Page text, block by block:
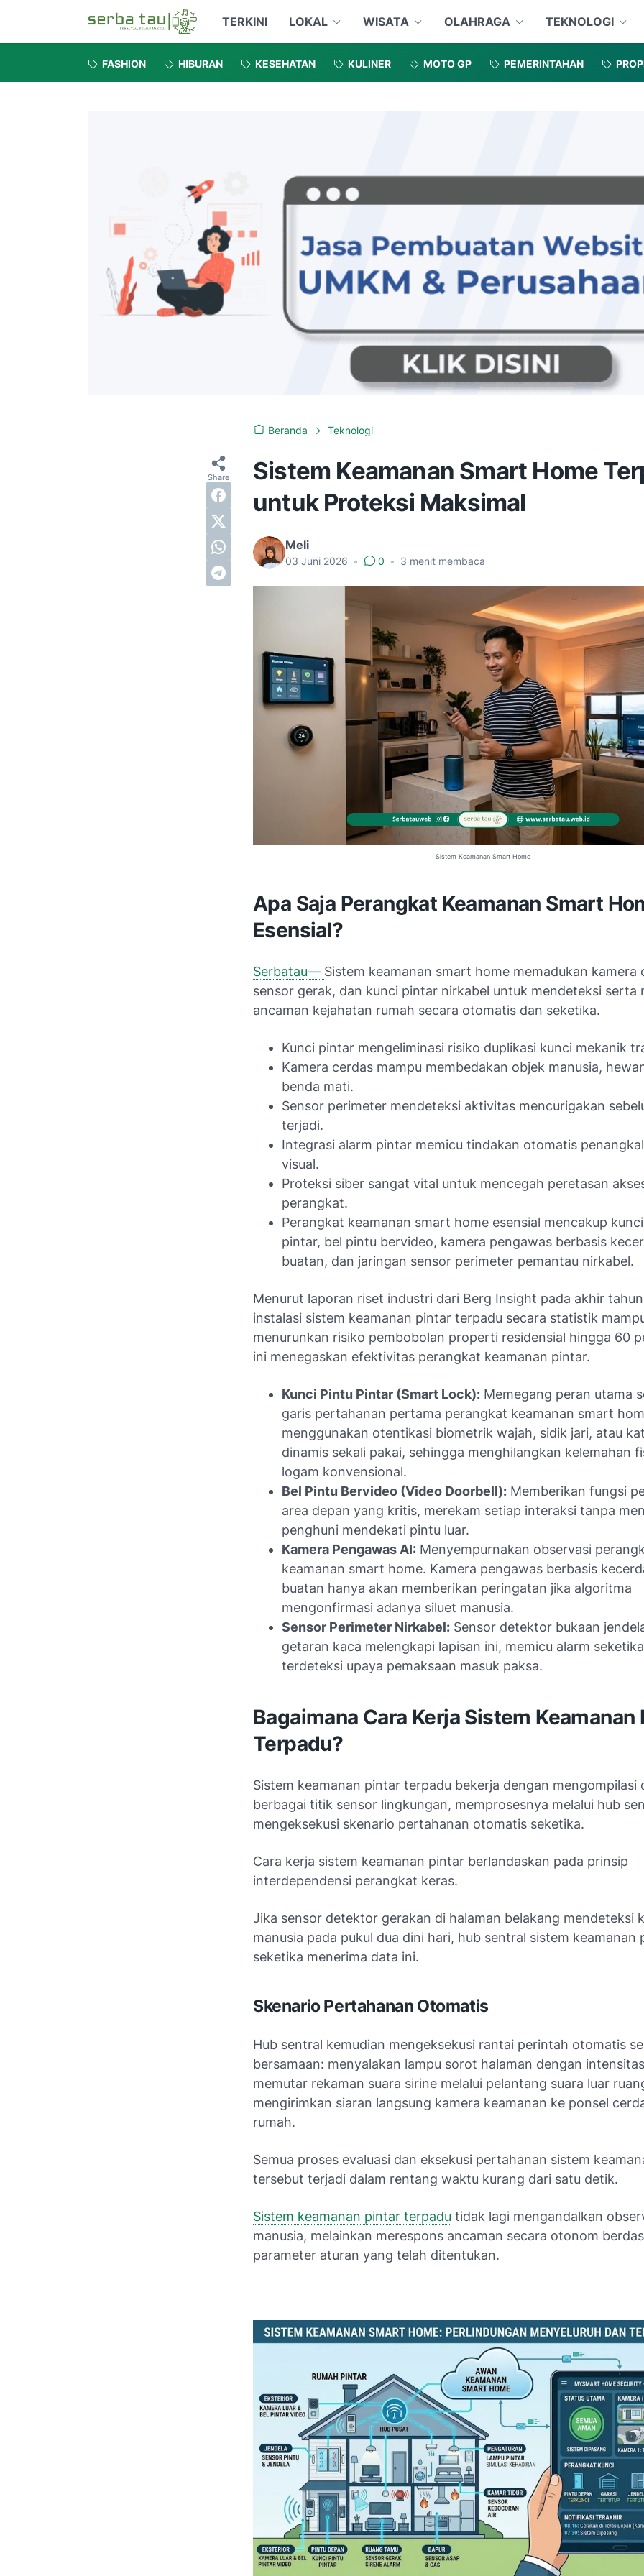
TERKINI LOKAL WISATA OLAHRAGA TEKNOLOGI
FASHION HIBURAN KESEHATAN KULINER MOTO GP PEMERINTAHAN
Beranda Teknologi
Sistem Keamanan Smart Home
untuk Proteksi Maksimal
Meli
03 Juni 2026 • 0 • 3 menit membaca
Sistem Keamanan Smart Home
Apa Saja Perangkat Keamanan Smart
Esensial?
Serbatau— Sistem keamanan smart home memadukan kamera
sensor gerak, dan kunci pintar nirkabel untuk mendeteksi serta
ancaman kejahatan rumah secara otomatis dan seketika.
Kunci pintar mengeliminasi risiko duplikasi kunci mekanik
Kamera cerdas mampu membedakan objek manusia,
benda mati.
Sensor perimeter mendeteksi aktivitas mencurigakan
terjadi.
Integrasi alarm pintar memicu tindakan otomatis
visual.
Proteksi siber sangat vital untuk mencegah peretasan
perangkat.
Perangkat keamanan smart home esensial mencakup
pintar, bel pintu bervideo, kamera pengawas berbasis
buatan, dan jaringan sensor perimeter pemantau nirkabel.
Menurut laporan riset industri dari Berg Insight pada akhir
instalasi sistem keamanan pintar terpadu secara statistik
menurunkan risiko pembobolan properti residensial hingga 60
ini menegaskan efektivitas perangkat keamanan pintar.
Kunci Pintu Pintar (Smart Lock): Memegang peran utama
garis pertahanan pertama perangkat keamanan smart
menggunakan otentikasi biometrik wajah, sidik jari, atau
dinamis sekali pakai, sehingga menghilangkan kelemahan
logam konvensional.
Bel Pintu Bervideo (Video Doorbell): Memberikan fungsi
area depan yang kritis, merekam setiap interaksi tanpa
penghuni mendekati pintu luar.
Kamera Pengawas AI: Menyempurnakan observasi
keamanan smart home. Kamera pengawas berbasis
buatan hanya akan memberikan peringatan jika algoritma
mengonfirmasi adanya siluet manusia.
Sensor Perimeter Nirkabel: Sensor detektor bukaan
getaran kaca melengkapi lapisan ini, memicu alarm
terdeteksi upaya pemaksaan masuk paksa.
Bagaimana Cara Kerja Sistem Keamanan
Terpadu?
Sistem keamanan pintar terpadu bekerja dengan mengompilasi
berbagai titik sensor lingkungan, memprosesnya melalui hub
mengeksekusi skenario pertahanan otomatis seketika.
Cara kerja sistem keamanan pintar berlandaskan pada prinsip
interdependensi perangkat keras.
Jika sensor detektor gerakan di halaman belakang mendeteksi
manusia pada pukul dua dini hari, hub sentral sistem keamanan
seketika menerima data ini.
Skenario Pertahanan Otomatis
Hub sentral kemudian mengeksekusi rantai perintah otomatis
bersamaan: menyalakan lampu sorot halaman dengan
memutar rekaman suara sirine melalui pelantang suara luar
mengirimkan siaran langsung kamera keamanan ke ponsel
rumah.
Semua proses evaluasi dan eksekusi pertahanan sistem
tersebut terjadi dalam rentang waktu kurang dari satu detik.
Sistem keamanan pintar terpadu tidak lagi mengandalkan
manusia, melainkan merespons ancaman secara otonom
parameter aturan yang telah ditentukan.